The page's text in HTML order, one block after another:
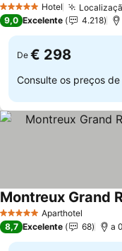
5 Estrelas Hotel
9,0 Excelente 4.218
De € 298
Consulte os preços de
5 Estrelas Aparthotel
8,7 Excelente 68 a